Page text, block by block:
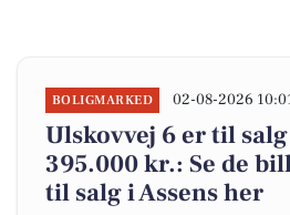
BOLIGMARKED 02-08-2026
Ulskovvej 6 er til
395.000 kr.: Se de
til salg i Assens her